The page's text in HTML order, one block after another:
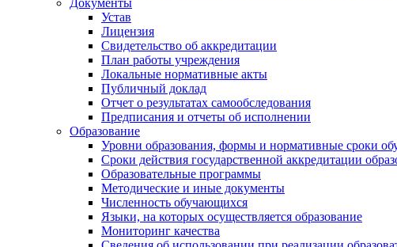
Документы
Устав
Лицензия
Свидетельство об аккредитации
План работы учреждения
Локальные нормативные акты
Публичный доклад
Отчет о результатах самообследования
Предписания и отчеты об исполнении
Образование
Уровни образования, формы и нормативные сроки
Сроки действия государственной аккредитации
Образовательные программы
Методические и иные документы
Численность обучающихся
Языки, на которых осуществляется образование
Мониторинг качества